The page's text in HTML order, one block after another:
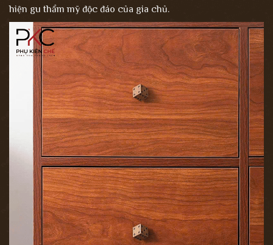
hiện gu thẩm mỹ độc đáo của gia chủ.